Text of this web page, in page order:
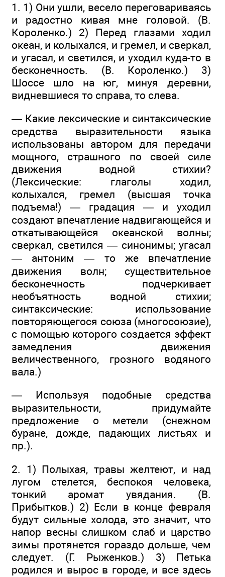
1. 1) Они ушли, весело переговариваясь
и радостно кивая мне головой. (В.
Короленко.) 2) Перед глазами ходил
океан, и колыхался, и гремел, и сверкал,
и угасал, и светился, и уходил куда-то в
бесконечность. (В. Короленко.) 3)
Шоссе шло на юг, минуя деревни,
видневшиеся то справа, то слева.
— Какие лексические и синтаксические
средства выразительности языка
использованы автором для передачи
мощного, страшного по своей силе
движения водной стихии?
(Лексические: глаголы ходил,
колыхался, гремел (высшая точка
подъема!) — градация — и уходил
создают впечатление надвигающейся и
откатывающейся океанской волны;
сверкал, светился — синонимы; угасал
— антоним — то же впечатление
движения волн; существительное
бесконечность подчеркивает
необъятность водной стихии;
синтаксические: использование
повторяющегося союза (многосоюзие),
с помощью которого создается эффект
замедления движения
величественного, грозного водяного
вала.)
— Используя подобные средства
выразительности, придумайте
предложение о метели (снежном
буране, дожде, падающих листьях и
пр.).
2. 1) Полыхая, травы желтеют, и над
лугом стелется, беспокоя человека,
тонкий аромат увядания. (В.
Прибытков.) 2) Если в конце февраля
будут сильные холода, это значит, что
напор весны слишком слаб и царство
зимы протянется гораздо дольше, чем
следует. (Г. Рыженков.) 3) Петька
родился и вырос в городе, и все здесь